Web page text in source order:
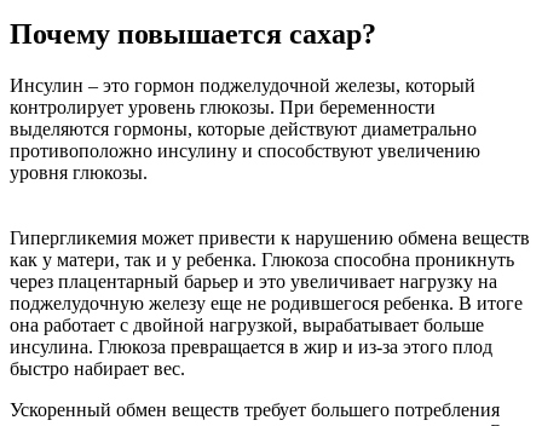
Почему повышается сахар?
Инсулин – это гормон поджелудочной железы, который
контролирует уровень глюкозы. При беременности
выделяются гормоны, которые действуют диаметрально
противоположно инсулину и способствуют увеличению
уровня глюкозы.
Гипергликемия может привести к нарушению обмена веществ
как у матери, так и у ребенка. Глюкоза способна проникнуть
через плацентарный барьер и это увеличивает нагрузку на
поджелудочную железу еще не родившегося ребенка. В итоге
она работает с двойной нагрузкой, вырабатывает больше
инсулина. Глюкоза превращается в жир и из-за этого плод
быстро набирает вес.
Ускоренный обмен веществ требует большего потребления